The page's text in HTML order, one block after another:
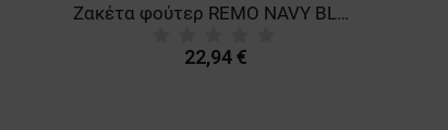
Ζακέτα φούτερ REMO NAVY BLUE
22,94 €